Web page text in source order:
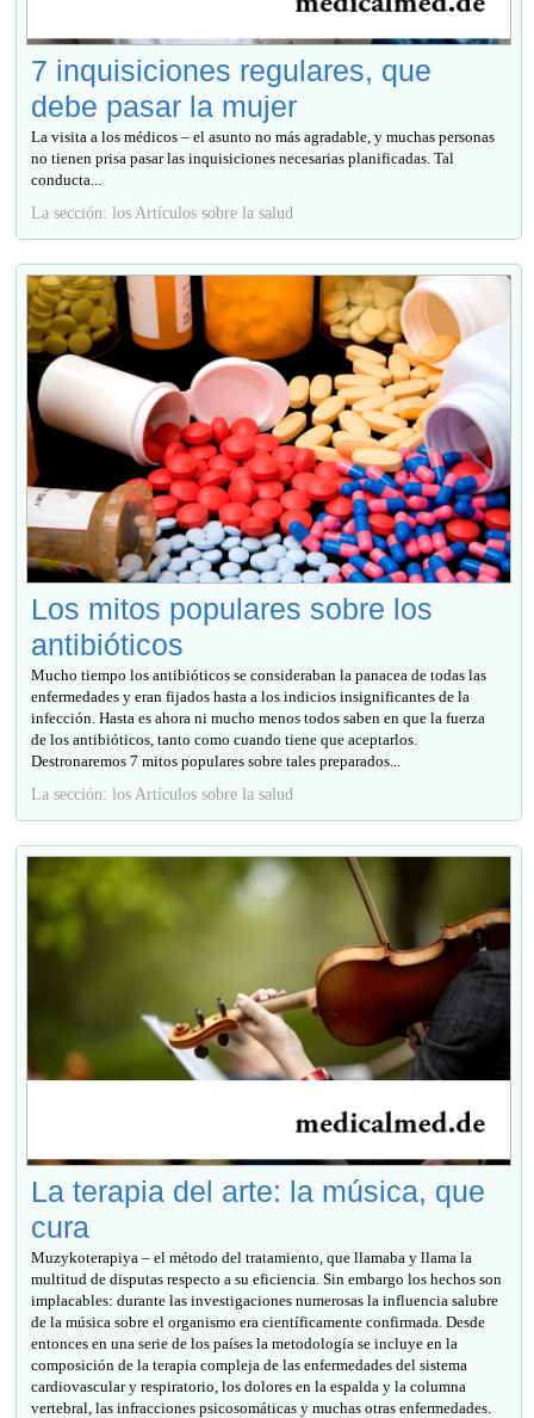
7 inquisiciones regulares, que
debe pasar la mujer
La visita a los médicos – el asunto no más agradable, y muchas personas
no tienen prisa pasar las inquisiciones necesarias planificadas. Tal
conducta...
La sección: los Artículos sobre la salud
Los mitos populares sobre los
antibióticos
Mucho tiempo los antibióticos se consideraban la panacea de todas las
enfermedades y eran fijados hasta a los indicios insignificantes de la
infección. Hasta es ahora ni mucho menos todos saben en que la fuerza
de los antibióticos, tanto como cuando tiene que aceptarlos.
Destronaremos 7 mitos populares sobre tales preparados...
La sección: los Artículos sobre la salud
La terapia del arte: la música, que
cura
Muzykoterapiya – el método del tratamiento, que llamaba y llama la
multitud de disputas respecto a su eficiencia. Sin embargo los hechos son
implacables: durante las investigaciones numerosas la influencia salubre
de la música sobre el organismo era científicamente confirmada. Desde
entonces en una serie de los países la metodología se incluye en la
composición de la terapia compleja de las enfermedades del sistema
cardiovascular y respiratorio, los dolores en la espalda y la columna
vertebral, las infracciones psicosomáticas y muchas otras enfermedades.